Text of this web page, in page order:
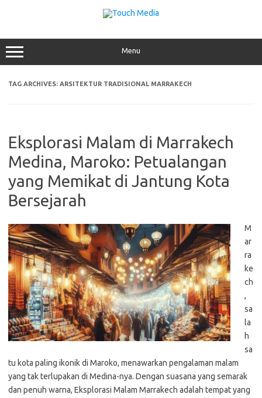
Menu
TAG ARCHIVES: ARSITEKTUR TRADISIONAL MARRAKECH
Eksplorasi Malam di Marrakech
Medina, Maroko: Petualangan
yang Memikat di Jantung Kota
Bersejarah
M
ar
ra
ke
ch
,
sa
la
h
sa
tu kota paling ikonik di Maroko, menawarkan pengalaman malam
yang tak terlupakan di Medina-nya. Dengan suasana yang semarak
dan penuh warna, Eksplorasi Malam Marrakech adalah tempat yang